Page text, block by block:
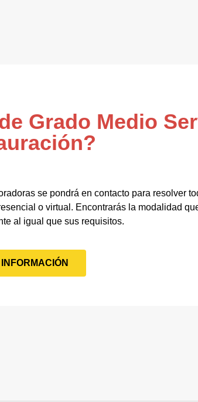
Grado Medio
se pondrá en contacto para resolver
o virtual. Encontrarás la modalidad
al igual que sus requisitos.